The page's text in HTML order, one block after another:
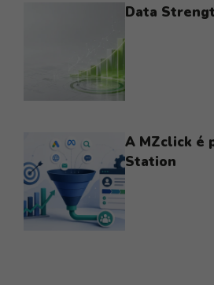
Data
A MZclick é
Station